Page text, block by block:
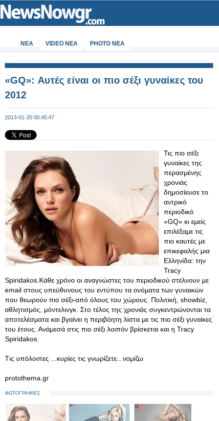
ΝΕΑ VIDEO NEA PHOTO NEA
«GQ»: Αυτές είναι οι πιο σέξι γυναίκες του
2012
2013-01-20 00:45:47
Τις πιο σέξι
γυναίκες της
περασμένης
χρονιάς
δημοσίευσε το
αντρικό
περιοδικό
«GQ» κι εμείς
επιλέξαμε τις
πιο καυτές με
επικεφαλής μια
Ελληνίδα: την
Tracy
Spiridakos.Κάθε χρόνο οι αναγνώστες του περιοδικού στέλνουν με
email στους υπεύθυνους του εντύπου τα ονόματα των γυναικών
που θεωρούν πιο σέξι-από όλους του χώρους. Πολιτική, showbiz,
αθλητισμός, μόντελινγκ. Στο τέλος της χρονιάς συγκεντρώνονται τα
αποτελέσματα και βγαίνει η περιβόητη λίστα με τις πιο σέξι γυναίκες
του έτους. Ανάμεσά στις πιο σέξι λοιπόν βρίσκεται και η Tracy
Spiridakos.
Tις υπόλοιπες ...κυρίες τις γνωρίζετε...νομίζω
protothema.gr
ΦΩΤΟΓΡΑΦΙΕΣ